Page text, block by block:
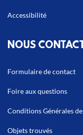
Accessibilité
NOUS
Formulaire de contact
Foire aux questions
Conditions Générales
Objets trouvés